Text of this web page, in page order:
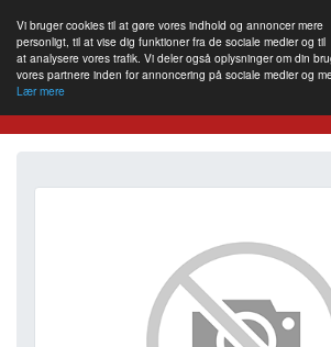
Vi bruger cookies til at gøre vores indhold og annoncer mere
personligt, til at vise dig funktioner fra de sociale medier og til
at analysere vores trafik. Vi deler også oplysninger om din
vores partnere inden for annoncering på sociale medier og
Lær mere
Website Review